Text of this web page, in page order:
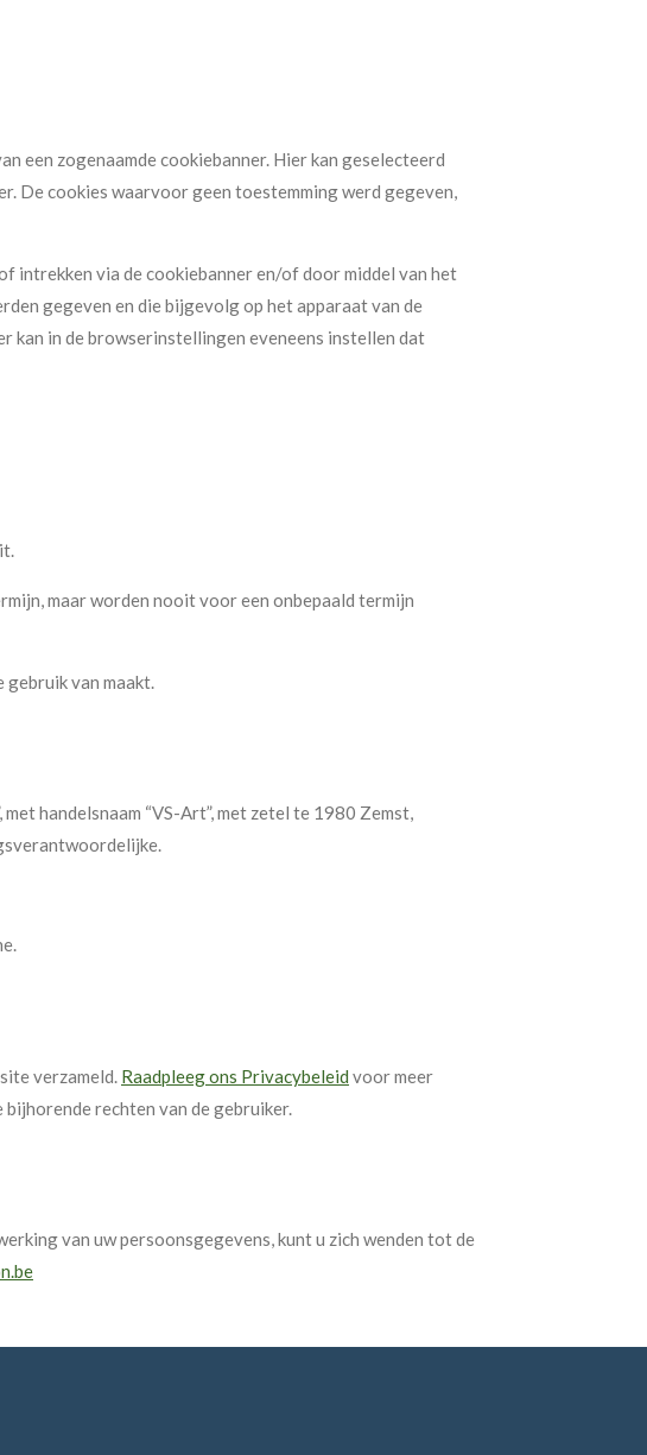
een zogenaamde cookiebanner. Hier kan geselecteerd
De cookies waarvoor geen toestemming werd gegeven,
intrekken via de cookiebanner en/of door middel van het
gegeven en die bijgevolg op het apparaat van de
kan in de browserinstellingen eveneens instellen dat
maar worden nooit voor een onbepaald termijn
gebruik van maakt.
handelsnaam “VS-Art”, met zetel te 1980 Zemst,
verzameld. Raadpleeg ons Privacybeleid voor meer
rechten van de gebruiker.
van uw persoonsgegevens, kunt u zich wenden tot de